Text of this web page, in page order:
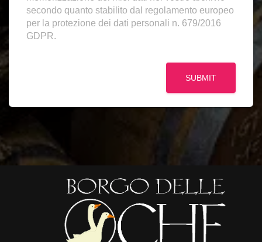
secondo quanto stabilito dal regolamento europeo
per la protezione dei dati personali n. 679/2016
GDPR.
SUBMIT